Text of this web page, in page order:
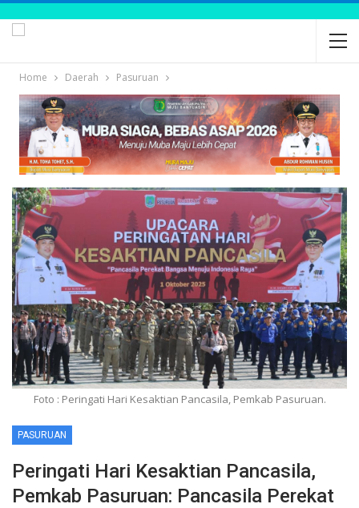
Home Daerah Pasuruan
Foto : Peringati Hari Kesaktian Pancasila, Pemkab Pasuruan.
PASURUAN
Peringati Hari Kesaktian Pancasila,
Pemkab Pasuruan: Pancasila Perekat